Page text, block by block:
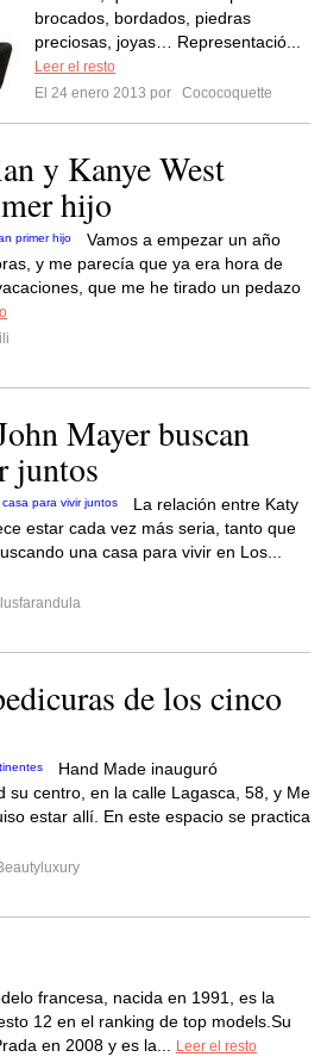
brocados, bordados, piedras
preciosas, joyas… Representació...
Leer el resto
El 24 enero 2013 por
Cococoquette
y Kanye West
hijo
Vamos a empezar un año
y me parecía que ya era hora de
que me he tirado un pedazo
Mayer buscan
juntos
La relación entre Katy
estar cada vez más seria, tanto que
una casa para vivir en Los...
de los cinco
Hand Made inauguró
su centro, en la calle Lagasca, 58, y Me
estar allí. En este espacio se practica
francesa, nacida en 1991, es la
12 en el ranking de top models.Su
en 2008 y es la...
Leer el resto